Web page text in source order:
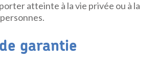
atteinte à la vie privée ou à la
garantie